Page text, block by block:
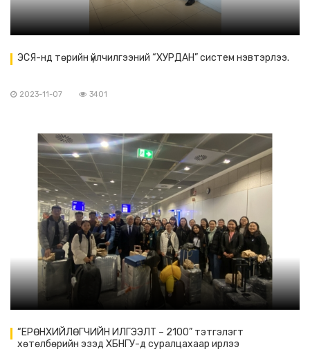
ЭСЯ-нд төрийн үйлчилгээний “ХУРДАН” систем нэвтэрлээ.
2023-11-07 3401
“ЕРӨНХИЙЛӨГЧИЙН ИЛГЭЭЛТ – 2100” тэтгэлэгт
хөтөлбөрийн эзэд ХБНГУ-д суралцахаар ирлээ